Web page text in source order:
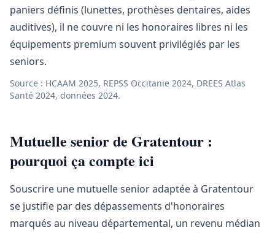
paniers définis (lunettes, prothèses dentaires, aides
auditives), il ne couvre ni les honoraires libres ni les
équipements premium souvent privilégiés par les
seniors.
Source : HCAAM 2025, REPSS Occitanie 2024, DREES Atlas
Santé 2024, données 2024.
Mutuelle senior de Gratentour :
pourquoi ça compte ici
Souscrire une mutuelle senior adaptée à Gratentour
se justifie par des dépassements d'honoraires
marqués au niveau départemental, un revenu médian